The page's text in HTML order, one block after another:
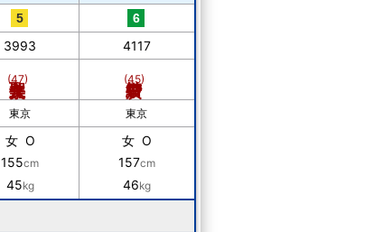
3993 4117
(47) (45)
東京 東京
女 O
155cm
45kg
女 O
157cm
46kg